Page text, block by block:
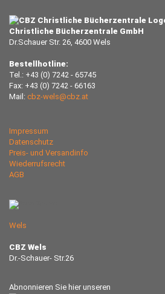
Christliche Bücherzentrale GmbH
Dr.Schauer Str. 26, 4600 Wels
Bestellhotline:
Tel.: +43 (0) 7242 - 65745
Fax: +43 (0) 7242 - 66163
Mail: cbz-wels@cbz.at
Impressum
Datenschutz
Preis- und Versandinfo
Wiederrufsrecht
AGB
Wels
CBZ Wels
Dr.-Schauer- Str.26
Abnonnieren Sie hier unseren